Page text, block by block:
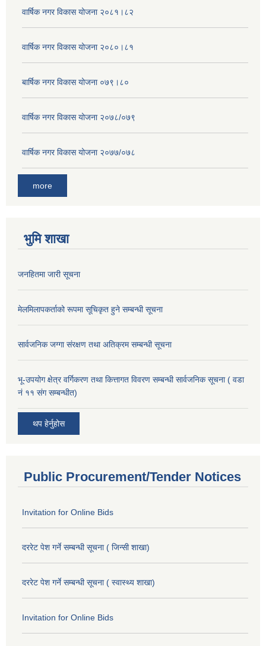
वार्षिक नगर विकास योजना २०८१।८२
वार्षिक नगर विकास योजना २०८०।८१
बार्षिक नगर विकास योजना ०७९।८०
वार्षिक नगर विकास योजना २०७८/०७९
वार्षिक नगर विकास योजना २०७७/०७८
more
भुमि शाखा
जनहितमा जारी सूचना
मेलमिलापकर्ताको रूपमा सूचिकृत हुने सम्बन्धी सूचना
सार्वजनिक जग्गा संरक्षण तथा अतिक्रम सम्बन्धी सूचना
भू-उपयोग क्षेत्र वर्गिकरण तथा कित्तागत विवरण सम्बन्धी सार्वजनिक सूचना ( वडा
नं ११ संग सम्बन्धीत)
थप हेर्नुहोस
Public Procurement/Tender Notices
Invitation for Online Bids
दररेट पेश गर्ने सम्बन्धी सूचना ( जिन्सी शाखा)
दररेट पेश गर्ने सम्बन्धी सूचना ( स्वास्थ्य शाखा)
Invitation for Online Bids